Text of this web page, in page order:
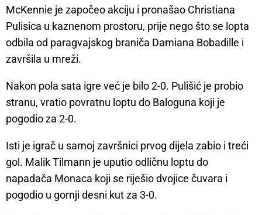
McKennie je započeo akciju i pronašao Christiana
Pulisica u kaznenom prostoru, prije nego što se lopta
odbila od paragvajskog braniča Damiana Bobadille i
završila u mreži.
Nakon pola sata igre već je bilo 2-0. Pulišić je probio
stranu, vratio povratnu loptu do Baloguna koji je
pogodio za 2-0.
Isti je igrač u samoj završnici prvog dijela zabio i treći
gol. Malik Tilmann je uputio odličnu loptu do
napadača Monaca koji se riješio dvojice čuvara i
pogodio u gornji desni kut za 3-0.